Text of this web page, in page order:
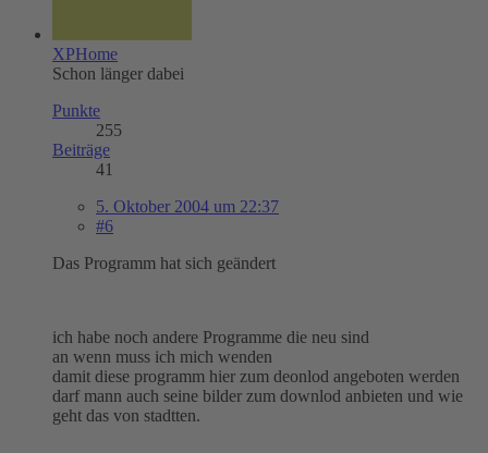
XPHome
Schon länger dabei
Punkte
255
Beiträge
41
5. Oktober 2004 um 22:37
#6
Das Programm hat sich geändert
ich habe noch andere Programme die neu sind
an wenn muss ich mich wenden
damit diese programm hier zum deonlod angeboten werden
darf mann auch seine bilder zum downlod anbieten und wie
geht das von stadtten.